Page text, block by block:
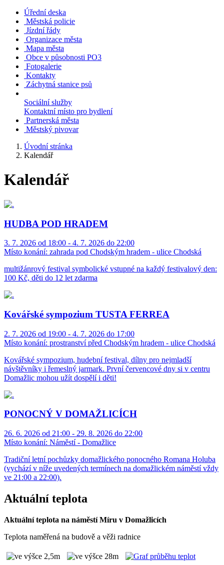
Úřední deska
Městská policie
Jízdní řády
Organizace města
Mapa města
Obce v působnosti PO3
Fotogalerie
Kontakty
Záchytná stanice psů
Sociální služby
Kontaktní místo pro bydlení
Partnerská města
Městský pivovar
Úvodní stránka
Kalendář
Kalendář
HUDBA POD HRADEM
3. 7. 2026 od 18:00 - 4. 7. 2026 do 22:00
Místo konání: zahrada pod Chodským hradem - ulice Chodská
multižánrový festival symbolické vstupné na každý festivalový den:
100 Kč, děti do 12 let zdarma
Kovářské sympozium TUSTA FERREA
2. 7. 2026 od 19:00 - 4. 7. 2026 do 17:00
Místo konání: prostranství před Chodským hradem - ulice Chodská
Kovářské sympozium, hudební festival, dílny pro nejmladší
návštěvníky i řemeslný jarmark. První červencové dny si v centru
Domažlic mohou užít dospělí i děti!
PONOCNÝ V DOMAŽLICÍCH
26. 6. 2026 od 21:00 - 29. 8. 2026 do 22:00
Místo konání: Náměstí - Domažlice
Tradiční letní pochůzky domažlického ponocného Romana Holuba
(vychází v níže uvedených termínech na domažlickém náměstí vždy
ve 21:00 a 22:00).
Aktuální teplota
Aktuální teplota na náměstí Míru v Domažlicích
Teplota naměřená na budově a věži radnice